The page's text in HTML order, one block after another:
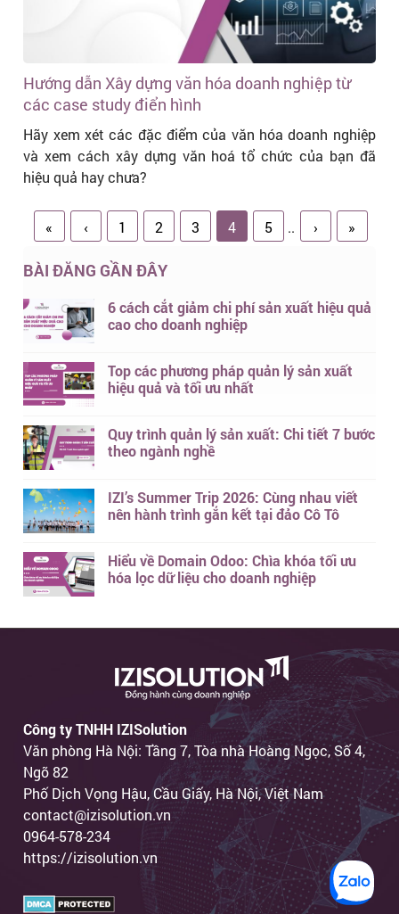
Hướng dẫn Xây dựng văn hóa doanh nghiệp từ
các case study điển hình
Hãy xem xét các đặc điểm của văn hóa doanh nghiệp
và xem cách xây dựng văn hoá tổ chức của bạn đã
hiệu quả hay chưa?
« ‹ 1 2 3 4 5 .. › »
BÀI ĐĂNG GẦN ĐÂY
6 cách cắt giảm chi phí sản xuất hiệu quả
cao cho doanh nghiệp
Top các phương pháp quản lý sản xuất
hiệu quả và tối ưu nhất
Quy trình quản lý sản xuất: Chi tiết 7 bước
theo ngành nghề
IZI’s Summer Trip 2026: Cùng nhau viết
nên hành trình gắn kết tại đảo Cô Tô
Hiểu về Domain Odoo: Chìa khóa tối ưu
hóa lọc dữ liệu cho doanh nghiệp
Công ty TNHH IZISolution
Văn phòng Hà Nội: Tầng 7, Tòa nhà Hoàng Ngọc, Số 4,
Ngõ 82
Phố Dịch Vọng Hậu, Cầu Giấy, Hà Nội, Việt Nam
contact@izisolution.vn
0964-578-234
https://izisolution.vn